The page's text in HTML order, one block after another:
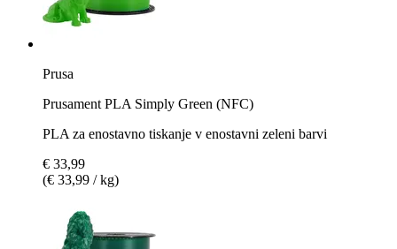
Prusa
Prusament PLA Simply Green (NFC)
PLA za enostavno tiskanje v enostavni zeleni barvi
€ 33,99
(€ 33,99 / kg)